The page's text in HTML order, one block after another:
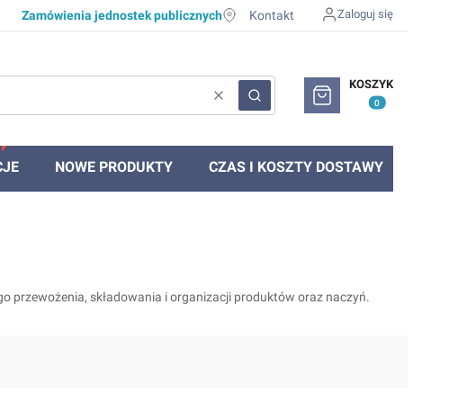
Zamówienia jednostek publicznych Kontakt Zaloguj się
WyczyśćSzukaj
Produkty w koszyku: 0.
KOSZYK
NOWE PRODUKTY CZAS I KOSZTY DOSTAWY
przewożenia, składowania i organizacji produktów oraz naczyń.